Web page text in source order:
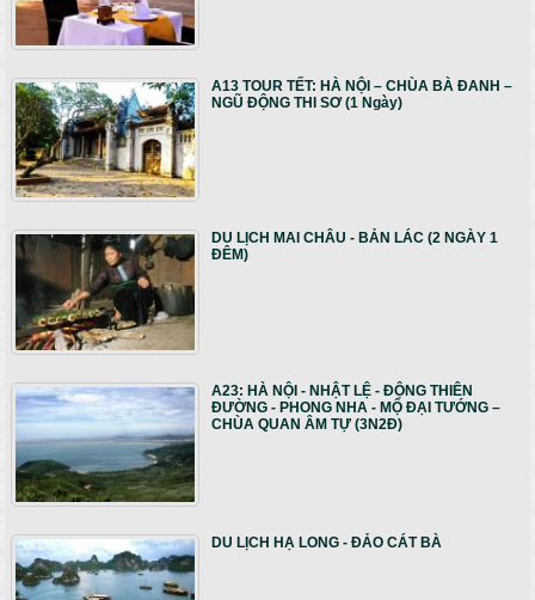
A13 TOUR TẾT: HÀ NỘI – CHÙA BÀ ĐANH –
NGŨ ĐỘNG THI SƠ (1 Ngày)
DU LỊCH MAI CHÂU - BẢN LÁC (2 NGÀY 1
ĐÊM)
A23: HÀ NỘI - NHẬT LỆ - ĐỘNG THIÊN
ĐƯỜNG - PHONG NHA - MỘ ĐẠI TƯỚNG –
CHÙA QUAN ÂM TỰ (3N2Đ)
DU LỊCH HẠ LONG - ĐẢO CÁT BÀ